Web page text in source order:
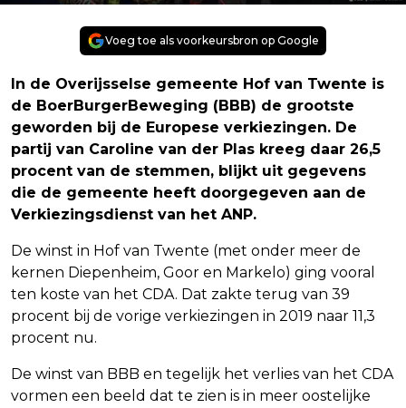
Voeg toe als voorkeursbron op Google
In de Overijsselse gemeente Hof van Twente is
de BoerBurgerBeweging (BBB) de grootste
geworden bij de Europese verkiezingen. De
partij van Caroline van der Plas kreeg daar 26,5
procent van de stemmen, blijkt uit gegevens
die de gemeente heeft doorgegeven aan de
Verkiezingsdienst van het ANP.
De winst in Hof van Twente (met onder meer de
kernen Diepenheim, Goor en Markelo) ging vooral
ten koste van het CDA. Dat zakte terug van 39
procent bij de vorige verkiezingen in 2019 naar 11,3
procent nu.
De winst van BBB en tegelijk het verlies van het CDA
vormen een beeld dat te zien is in meer oostelijke